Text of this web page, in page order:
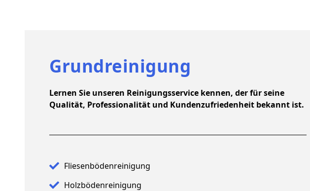
Grundreinigung
Lernen Sie unseren Reinigungsservice kennen, der für seine
Qualität, Professionalität und Kundenzufriedenheit bekannt ist.
Fliesenbödenreinigung
Holzbödenreinigung